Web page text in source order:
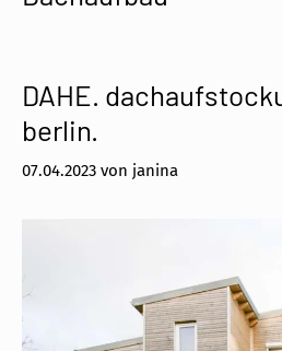
DAHE.
berlin.
07.04.2023 von janina